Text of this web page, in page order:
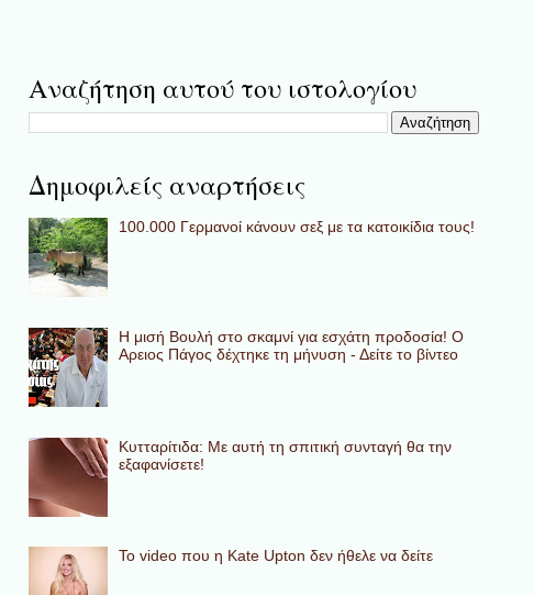
Αναζήτηση αυτού του ιστολογίου
Δημοφιλείς αναρτήσεις
100.000 Γερμανοί κάνουν σεξ με τα κατοικίδια τους!
Η μισή Βουλή στο σκαμνί για εσχάτη προδοσία! Ο
Αρειος Πάγος δέχτηκε τη μήνυση - Δείτε το βίντεο
Κυτταρίτιδα: Με αυτή τη σπιτική συνταγή θα την
εξαφανίσετε!
To video που η Kate Upton δεν ήθελε να δείτε